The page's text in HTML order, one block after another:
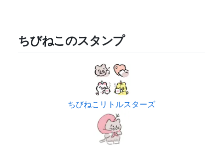
ちびねこのスタンプ
ちびねこリトルスターズ